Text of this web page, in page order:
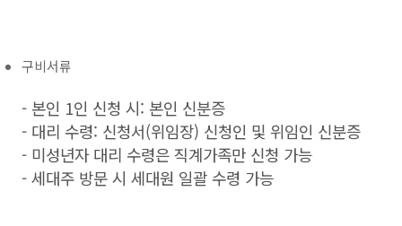
구비서류
- 본인 1인 신청 시: 본인 신분증
- 대리 수령: 신청서(위임장) 신청인 및 위임인 신분증
- 미성년자 대리 수령은 직계가족만 신청 가능
- 세대주 방문 시 세대원 일괄 수령 가능